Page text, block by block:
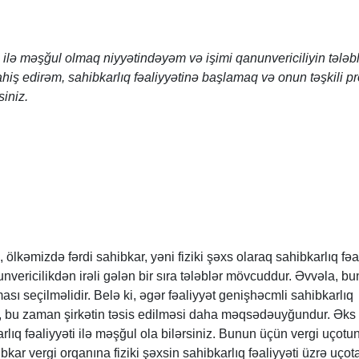
ilə məşğul olmaq niyyətindəyəm və işimi qanunvericiliyin
edirəm, sahibkarlıq fəaliyyətinə başlamaq və onun təşkili
ölkəmizdə fərdi sahibkar, yəni fiziki şəxs olaraq sahibkarlıq
irəli gələn bir sıra tələblər mövcuddur. Əvvəla,
seçilməlidir. Belə ki, əgər fəaliyyət genişhəcmli sahibkarlıq
zaman şirkətin təsis edilməsi daha məqsədəuyğundur. Əks
fəaliyyəti ilə məşğul ola bilərsiniz. Bunun üçün vergi
vergi orqanına fiziki şəxsin sahibkarlıq fəaliyyəti üzrə